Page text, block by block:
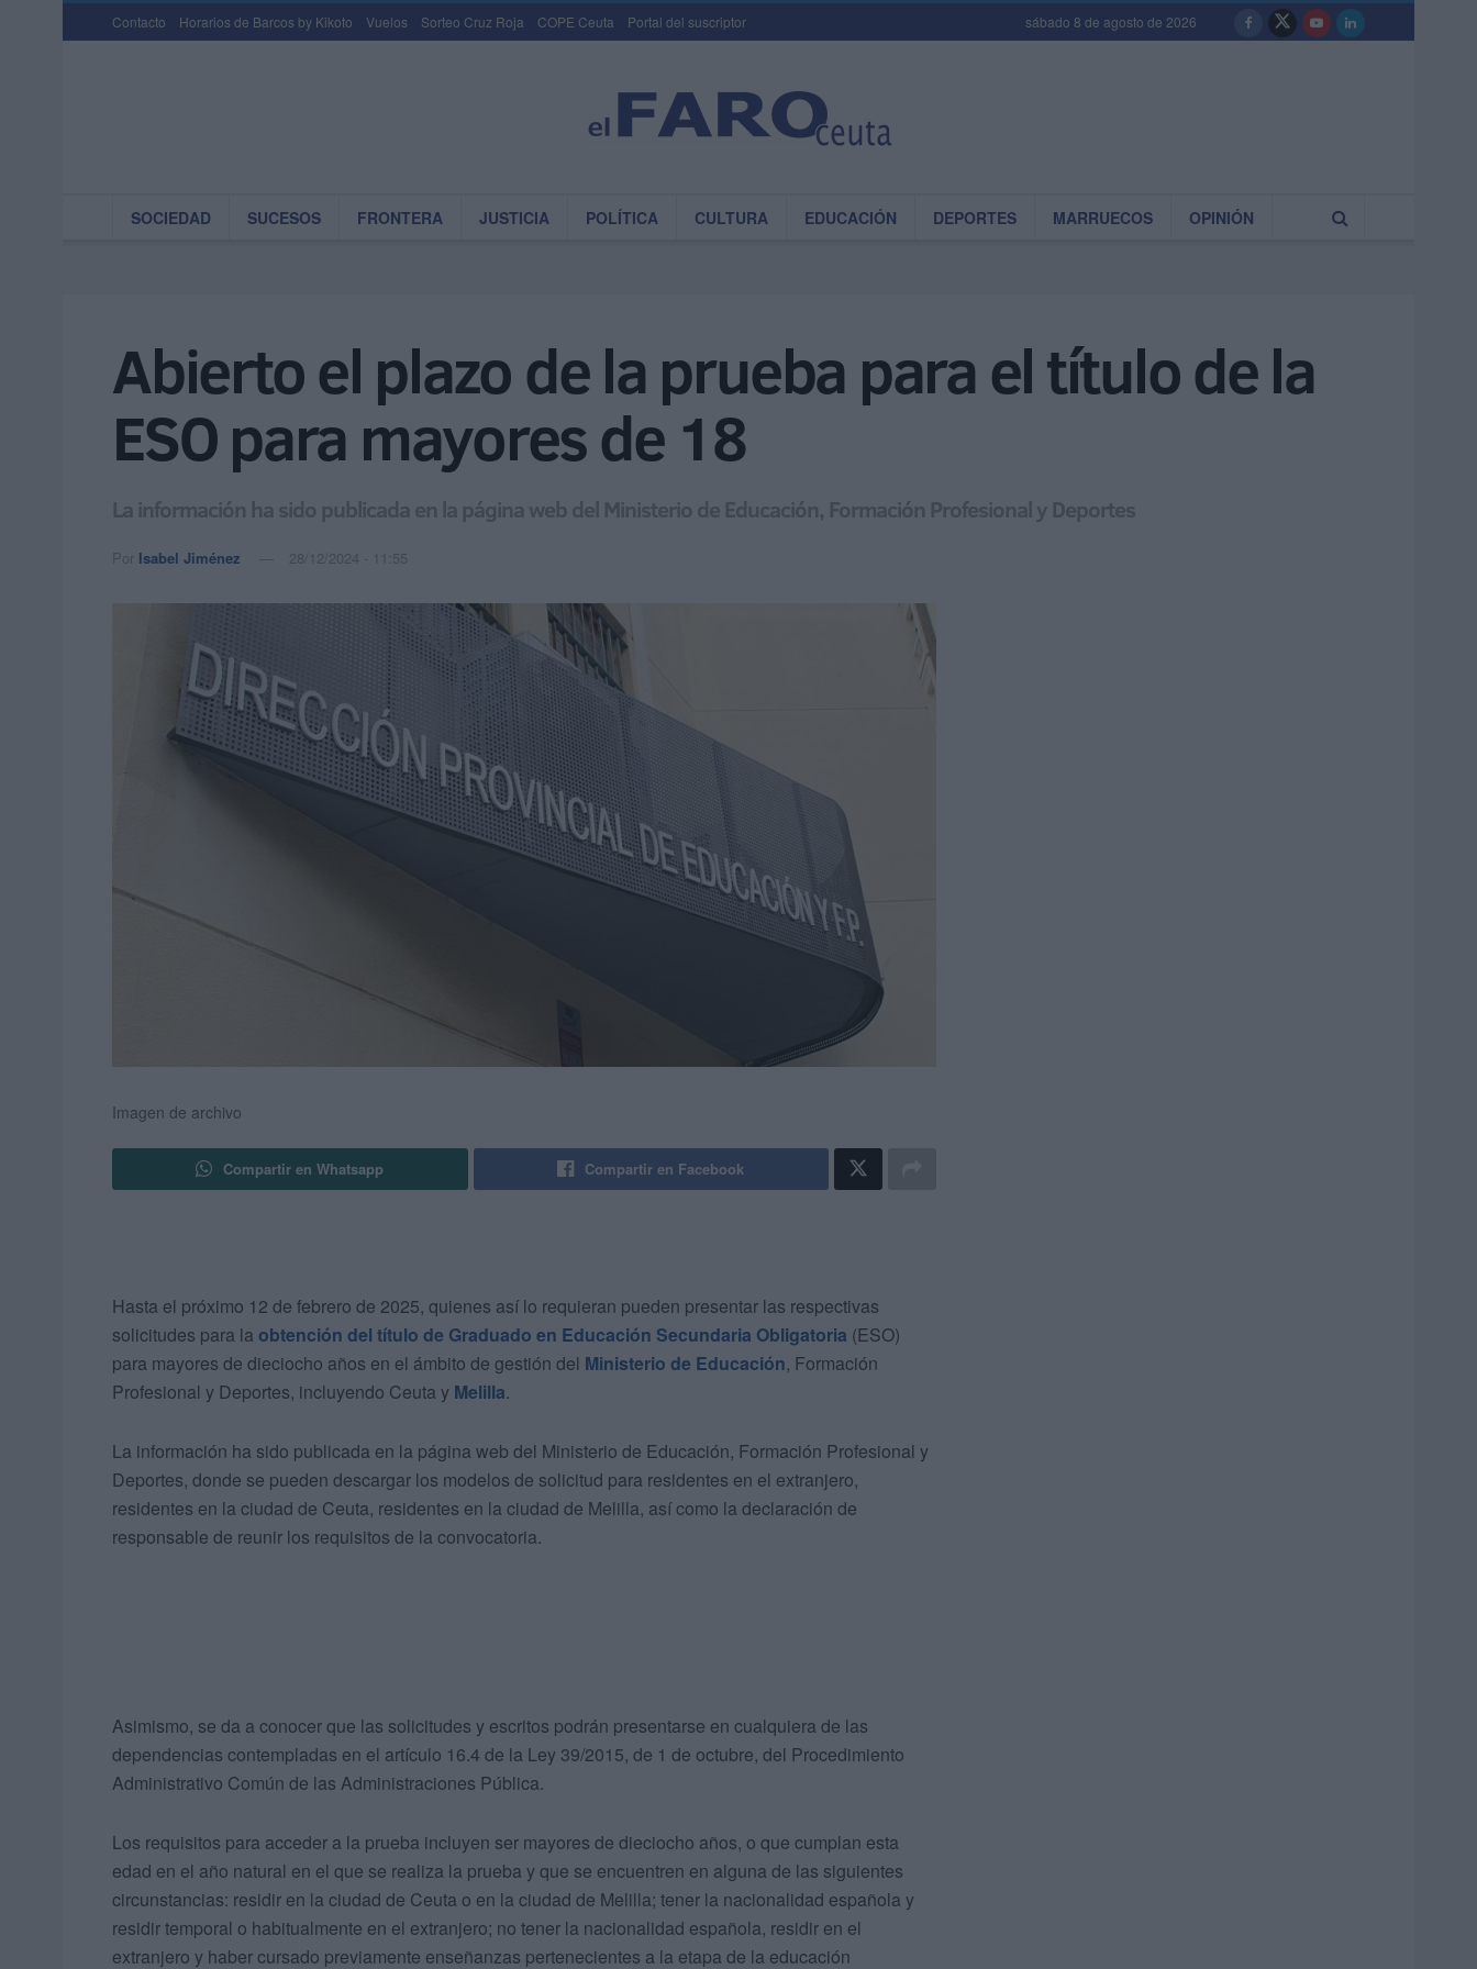
Contacto Horarios de Barcos by Kikoto Vuelos Sorteo Cruz Roja COPE Ceuta Portal del suscriptor sábado 8 de agosto de 2026
SOCIEDAD SUCESOS FRONTERA JUSTICIA POLÍTICA CULTURA EDUCACIÓN DEPORTES MARRUECOS OPINIÓN
Abierto el plazo de la prueba para el título de la
ESO para mayores de 18
La información ha sido publicada en la página web del Ministerio de Educación, Formación Profesional y Deportes
Por Isabel Jiménez 28/12/2024 - 11:55
Imagen de archivo
Compartir en Whatsapp Compartir en Facebook
Hasta el próximo 12 de febrero de 2025, quienes así lo requieran pueden presentar las respectivas
solicitudes para la obtención del título de Graduado en Educación Secundaria Obligatoria (ESO)
para mayores de dieciocho años en el ámbito de gestión del Ministerio de Educación, Formación
Profesional y Deportes, incluyendo Ceuta y Melilla.
La información ha sido publicada en la página web del Ministerio de Educación, Formación Profesional y
Deportes, donde se pueden descargar los modelos de solicitud para residentes en el extranjero,
residentes en la ciudad de Ceuta, residentes en la ciudad de Melilla, así como la declaración de
responsable de reunir los requisitos de la convocatoria.
Asimismo, se da a conocer que las solicitudes y escritos podrán presentarse en cualquiera de las
dependencias contempladas en el artículo 16.4 de la Ley 39/2015, de 1 de octubre, del Procedimiento
Administrativo Común de las Administraciones Pública.
Los requisitos para acceder a la prueba incluyen ser mayores de dieciocho años, o que cumplan esta
edad en el año natural en el que se realiza la prueba y que se encuentren en alguna de las siguientes
circunstancias: residir en la ciudad de Ceuta o en la ciudad de Melilla; tener la nacionalidad española y
residir temporal o habitualmente en el extranjero; no tener la nacionalidad española, residir en el
extranjero y haber cursado previamente enseñanzas pertenecientes a la etapa de la educación